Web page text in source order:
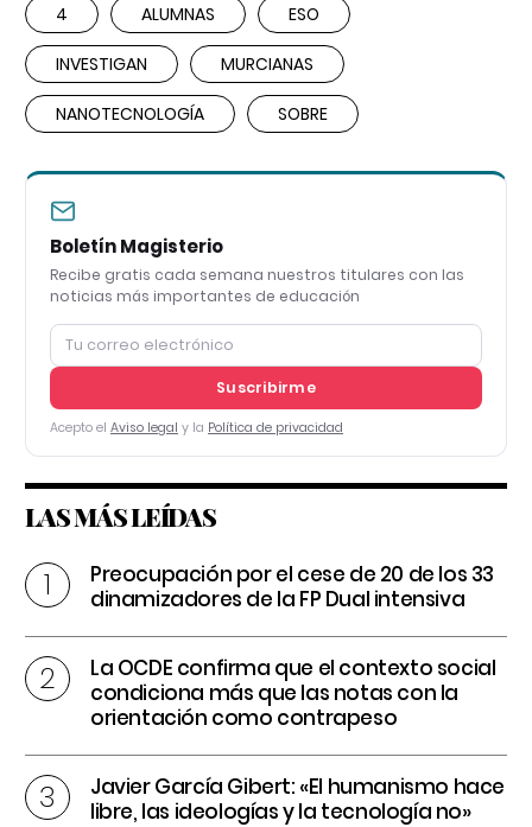
4 ALUMNAS ESO
INVESTIGAN MURCIANAS
NANOTECNOLOGÍA SOBRE
Boletín Magisterio
Recibe gratis cada semana nuestros titulares con las
noticias más importantes de educación
Suscribirme
Acepto el Aviso legal y la Política de privacidad
LAS MÁS LEÍDAS
Preocupación por el cese de 20 de los 33
dinamizadores de la FP Dual intensiva
La OCDE confirma que el contexto social
condiciona más que las notas con la
orientación como contrapeso
Javier García Gibert: «El humanismo hace
libre, las ideologías y la tecnología no»